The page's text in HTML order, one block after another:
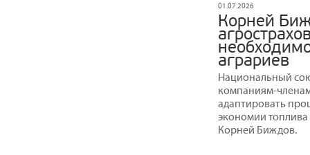
01.07.2026
Корней
аграриев
Национальный
компаниям-
адаптировать
экономии
Корней Биждов.